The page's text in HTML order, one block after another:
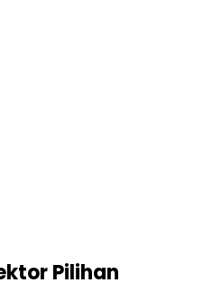
Pilihan